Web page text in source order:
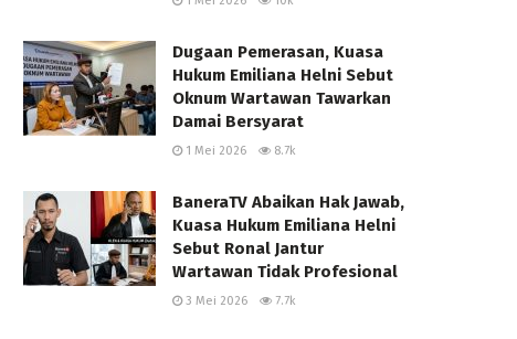
Dugaan Pemerasan, Kuasa
Hukum Emiliana Helni Sebut
Oknum Wartawan Tawarkan
Damai Bersyarat
1 Mei 2026 8.7k
BaneraTV Abaikan Hak Jawab,
Kuasa Hukum Emiliana Helni
Sebut Ronal Jantur
Wartawan Tidak Profesional
3 Mei 2026 7.7k